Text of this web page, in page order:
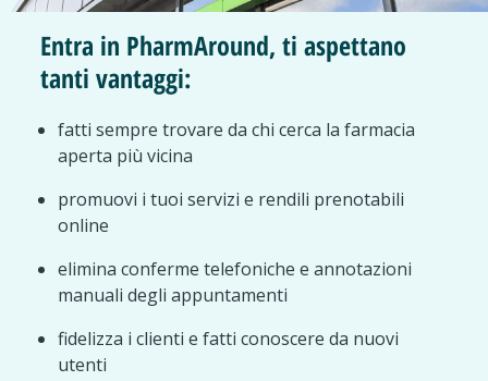
Entra in PharmAround, ti aspettano
tanti vantaggi:
fatti sempre trovare da chi cerca la farmacia
aperta più vicina
promuovi i tuoi servizi e rendili prenotabili
online
elimina conferme telefoniche e annotazioni
manuali degli appuntamenti
fidelizza i clienti e fatti conoscere da nuovi
utenti